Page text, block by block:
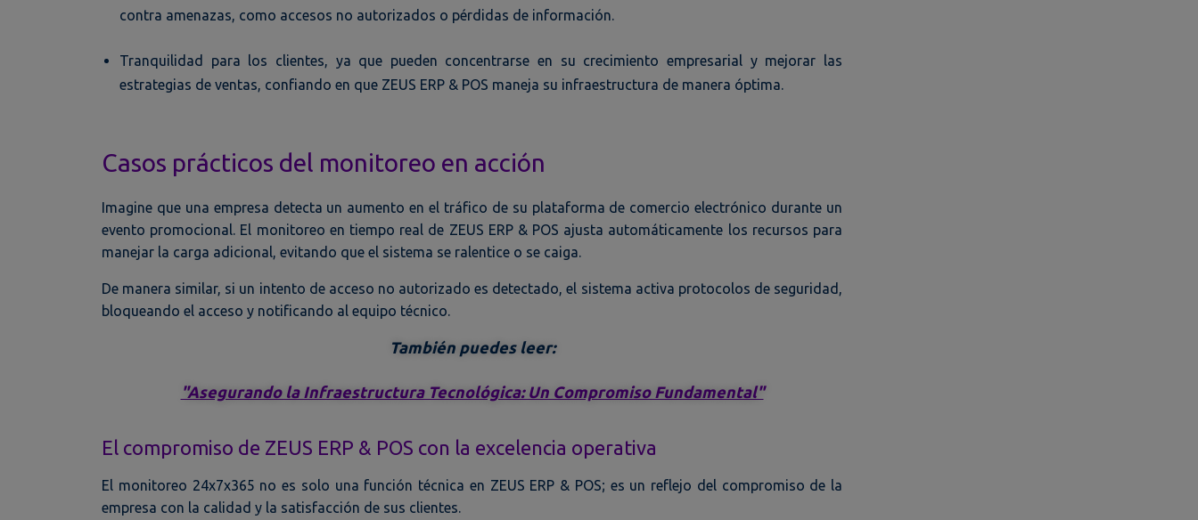
contra amenazas, como accesos no autorizados o pérdidas de información.
Tranquilidad para los clientes, ya que pueden concentrarse en su crecimiento empresarial y mejorar las
estrategias de ventas, confiando en que ZEUS ERP & POS maneja su infraestructura de manera óptima.
Casos prácticos del monitoreo en acción
Imagine que una empresa detecta un aumento en el tráfico de su plataforma de comercio electrónico durante un
evento promocional. El monitoreo en tiempo real de ZEUS ERP & POS ajusta automáticamente los recursos para
manejar la carga adicional, evitando que el sistema se ralentice o se caiga.
De manera similar, si un intento de acceso no autorizado es detectado, el sistema activa protocolos de seguridad,
bloqueando el acceso y notificando al equipo técnico.
También puedes leer:
"Asegurando la Infraestructura Tecnológica: Un Compromiso Fundamental"
El compromiso de ZEUS ERP & POS con la excelencia operativa
El monitoreo 24x7x365 no es solo una función técnica en ZEUS ERP & POS; es un reflejo del compromiso de la
empresa con la calidad y la satisfacción de sus clientes.